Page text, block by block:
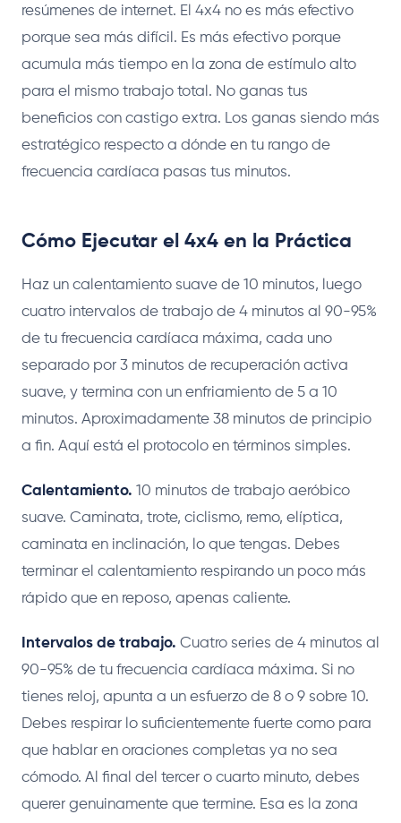
resúmenes de internet. El 4x4 no es más efectivo
porque sea más difícil. Es más efectivo porque
acumula más tiempo en la zona de estímulo alto
para el mismo trabajo total. No ganas tus
beneficios con castigo extra. Los ganas siendo más
estratégico respecto a dónde en tu rango de
frecuencia cardíaca pasas tus minutos.
Cómo Ejecutar el 4x4 en la Práctica
Haz un calentamiento suave de 10 minutos, luego
cuatro intervalos de trabajo de 4 minutos al 90-95%
de tu frecuencia cardíaca máxima, cada uno
separado por 3 minutos de recuperación activa
suave, y termina con un enfriamiento de 5 a 10
minutos. Aproximadamente 38 minutos de principio
a fin. Aquí está el protocolo en términos simples.
Calentamiento. 10 minutos de trabajo aeróbico
suave. Caminata, trote, ciclismo, remo, elíptica,
caminata en inclinación, lo que tengas. Debes
terminar el calentamiento respirando un poco más
rápido que en reposo, apenas caliente.
Intervalos de trabajo. Cuatro series de 4 minutos al
90-95% de tu frecuencia cardíaca máxima. Si no
tienes reloj, apunta a un esfuerzo de 8 o 9 sobre 10.
Debes respirar lo suficientemente fuerte como para
que hablar en oraciones completas ya no sea
cómodo. Al final del tercer o cuarto minuto, debes
querer genuinamente que termine. Esa es la zona